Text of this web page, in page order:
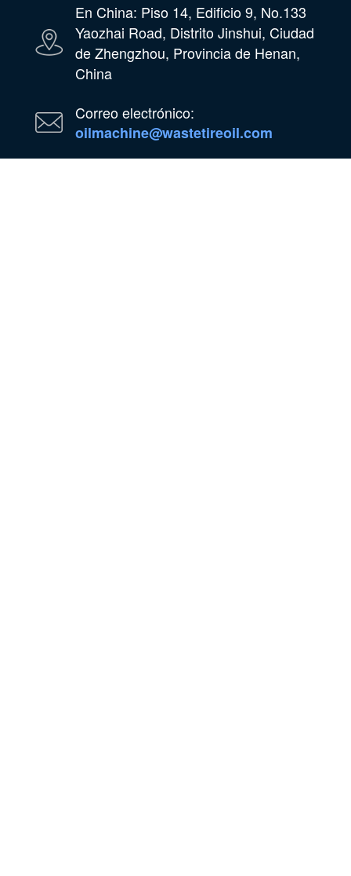
En China: Piso 14, Edificio 9, No.133
Yaozhai Road, Distrito Jinshui, Ciudad
de Zhengzhou, Provincia de Henan,
China
Correo electrónico:
oilmachine@wastetireoil.com